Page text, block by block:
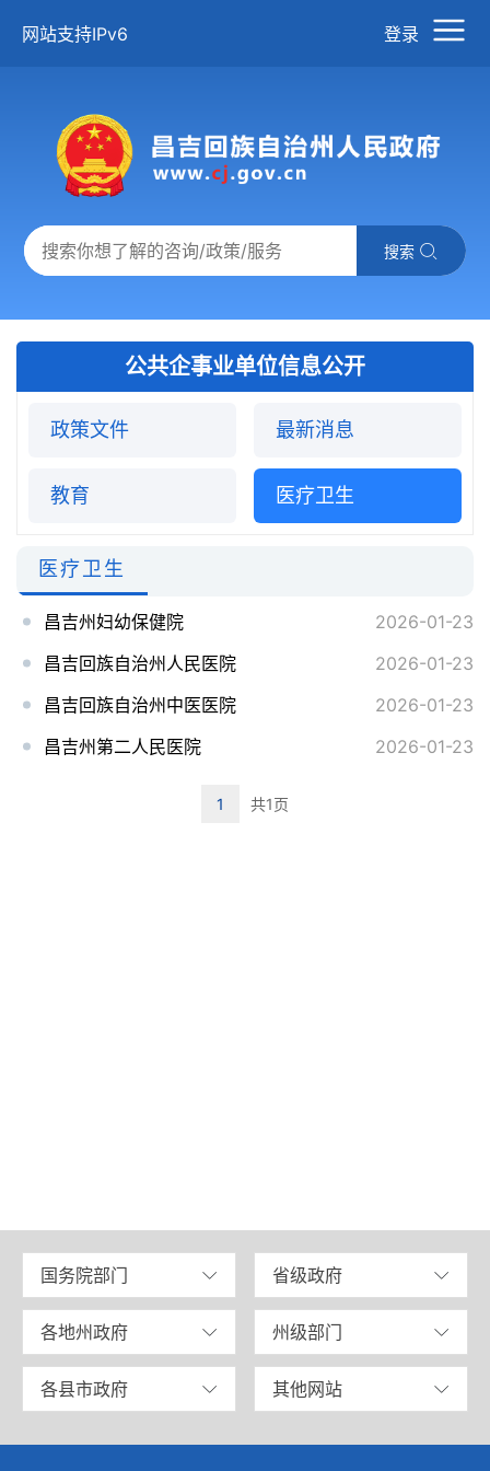
网站支持IPv6 登录
搜索
公共企事业单位信息公开
政策文件 最新消息
教育 医疗卫生
医疗卫生
昌吉州妇幼保健院
2026-01-23
昌吉回族自治州人民医院
2026-01-23
昌吉回族自治州中医医院
2026-01-23
昌吉州第二人民医院
2026-01-23
1 共1页
国务院部门 省级政府
各地州政府 州级部门
各县市政府 其他网站